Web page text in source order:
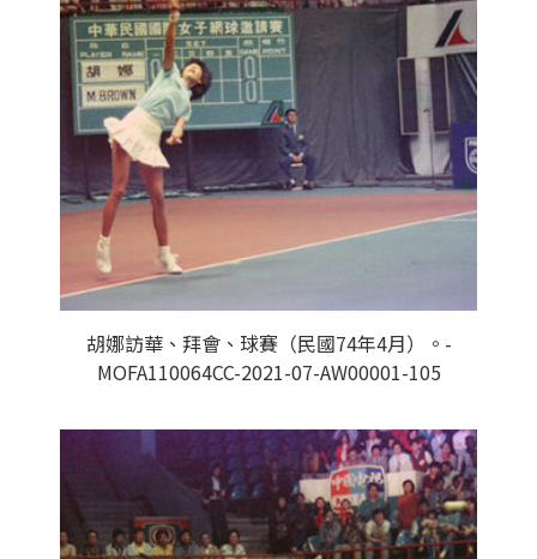
胡娜訪華、拜會、球賽（民國74年4月）。-
MOFA110064CC-2021-07-AW00001-105